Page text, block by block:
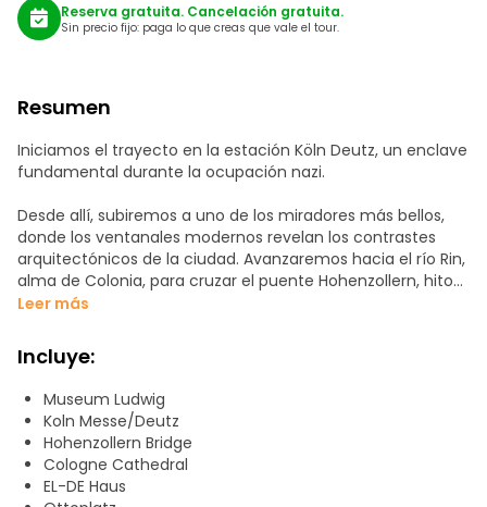
Reserva gratuita. Cancelación gratuita.
Sin precio fijo: paga lo que creas que vale el tour.
Resumen
Iniciamos el trayecto en la estación Köln Deutz, un enclave
fundamental durante la ocupación nazi.
Desde allí, subiremos a uno de los miradores más bellos,
donde los ventanales modernos revelan los contrastes
arquitectónicos de la ciudad. Avanzaremos hacia el río Rin,
alma de Colonia, para cruzar el puente Hohenzollern, hito
de la ingeniería y punto estratégico en la II Guerra Mundial.
Visitaremos el Museo Ludwig, referente artístico marcado
por el icónico grafiti de la banana.
Pasearemos hasta la Catedral, donde descubriremos su
etapa más sombría bajo el régimen nazi.
Continuaremos hacia el antiguo museo de la ciudad para
ver su coche alado y conocer los vínculos de marcas
Leer más
Incluye:
Museum Ludwig
Koln Messe/Deutz
Hohenzollern Bridge
Cologne Cathedral
EL-DE Haus